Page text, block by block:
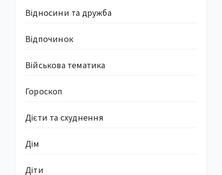
Відносини та дружба
Відпочинок
Військова тематика
Гороскоп
Дієти та схуднення
Дім
Діти